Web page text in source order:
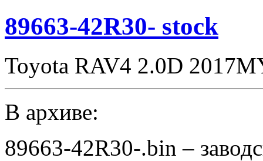
89663-42R30- stock
Toyota RAV4 2.0D
В архиве:
89663-42R30-.bin –